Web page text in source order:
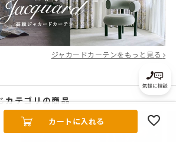
ジャカードカーテンをもっと見る
カテゴリの商品
カートに入れる